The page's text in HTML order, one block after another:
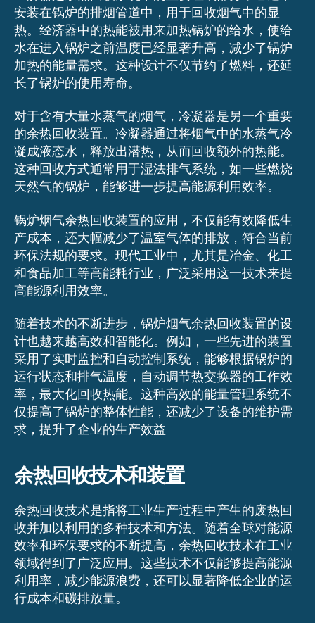
安装在锅炉的排烟管道中，用于回收烟气中的显
热。经济器中的热能被用来加热锅炉的给水，使给
水在进入锅炉之前温度已经显著升高，减少了锅炉
加热的能量需求。这种设计不仅节约了燃料，还延
长了锅炉的使用寿命。
对于含有大量水蒸气的烟气，冷凝器是另一个重要
的余热回收装置。冷凝器通过将烟气中的水蒸气冷
凝成液态水，释放出潜热，从而回收额外的热能。
这种回收方式通常用于湿法排气系统，如一些燃烧
天然气的锅炉，能够进一步提高能源利用效率。
锅炉烟气余热回收装置的应用，不仅能有效降低生
产成本，还大幅减少了温室气体的排放，符合当前
环保法规的要求。现代工业中，尤其是冶金、化工
和食品加工等高能耗行业，广泛采用这一技术来提
高能源利用效率。
随着技术的不断进步，锅炉烟气余热回收装置的设
计也越来越高效和智能化。例如，一些先进的装置
采用了实时监控和自动控制系统，能够根据锅炉的
运行状态和排气温度，自动调节热交换器的工作效
率，最大化回收热能。这种高效的能量管理系统不
仅提高了锅炉的整体性能，还减少了设备的维护需
求，提升了企业的生产效益
余热回收技术和装置
余热回收技术是指将工业生产过程中产生的废热回
收并加以利用的多种技术和方法。随着全球对能源
效率和环保要求的不断提高，余热回收技术在工业
领域得到了广泛应用。这些技术不仅能够提高能源
利用率，减少能源浪费，还可以显著降低企业的运
行成本和碳排放量。